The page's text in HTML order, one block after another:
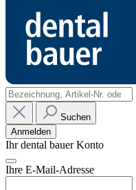
Suchen
Anmelden
Ihr dental bauer Konto
Ihre E-Mail-Adresse